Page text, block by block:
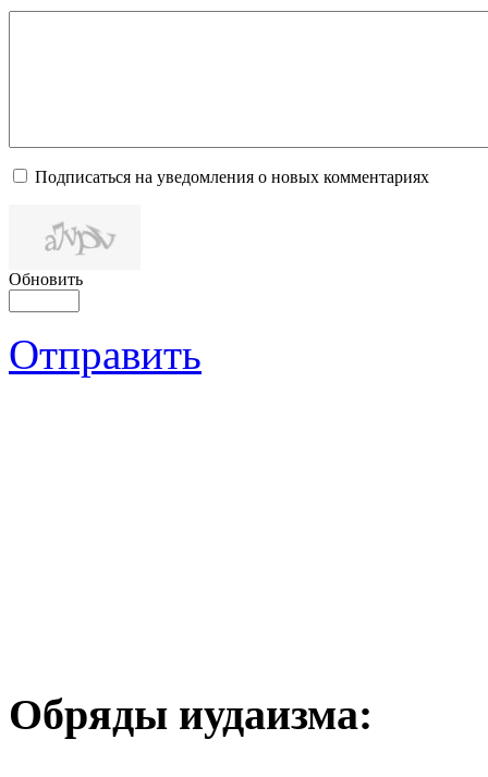
Подписаться на уведомления о новых комментариях
Обновить
Отправить
Обряды иудаизма: